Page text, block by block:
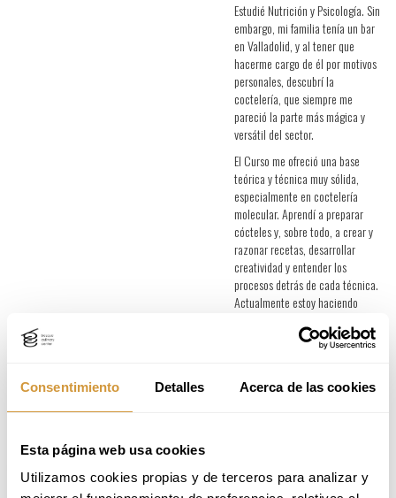
Consentimiento Detalles Acerca de las cookies
Esta página web usa cookies
Utilizamos cookies propias y de terceros para analizar y
Estudié Nutrición y Psicología. Sin
embargo, mi familia tenía un bar
en Valladolid, y al tener que
hacerme cargo de él por motivos
personales, descubrí la
coctelería, que siempre me
pareció la parte más mágica y
versátil del sector.
El Curso me ofreció una base
teórica y técnica muy sólida,
especialmente en coctelería
molecular. Aprendí a preparar
cócteles y, sobre todo, a crear y
razonar recetas, desarrollar
creatividad y entender los
procesos detrás de cada técnica.
Actualmente estoy haciendo
Esta formación ha sido clave para
dar un paso adelante en mi
Cofundador de La Mesedora